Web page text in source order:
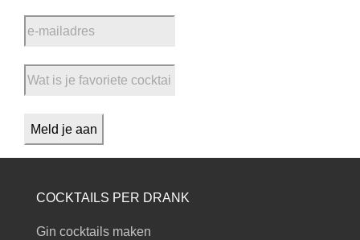
COCKTAILS PER DRANK
Gin cocktails maken